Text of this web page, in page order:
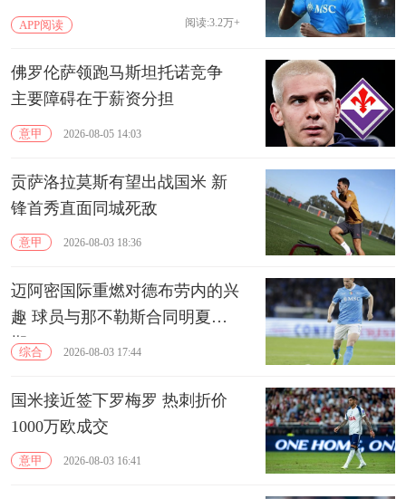
APP阅读 阅读:3.2万+
佛罗伦萨领跑马斯坦托诺竞争
主要障碍在于‌薪资分担‌
意甲 2026-08-05 14:03
贡萨洛拉莫斯有望出战国米 新
锋首秀直面同城死敌
意甲 2026-08-03 18:36
迈阿密国际重燃对德布劳内的兴
趣 球员与那不勒斯合同明夏到
期综合 2026-08-03 17:44
国米接近签下罗梅罗 热刺折价
1000万欧成交
意甲 2026-08-03 16:41